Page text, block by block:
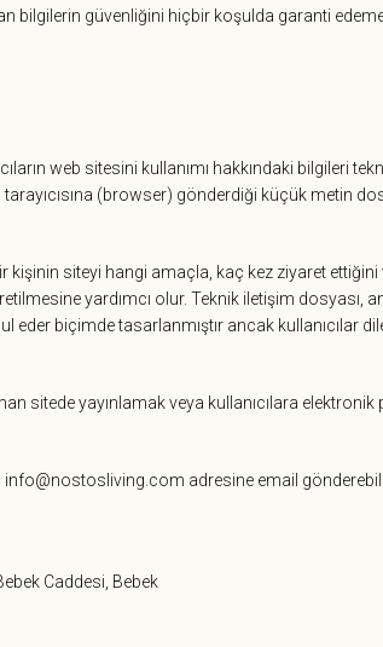
bilgilerin güvenliğini hiçbir koşulda garanti
web sitesini kullanımı hakkındaki
(browser) gönderdiği küçük metin
siteyi hangi amaçla, kaç kez ziyaret
yardımcı olur. Teknik iletişim
eder biçimde tasarlanmıştır ancak
sitede yayınlamak veya kullanıcılara
info@nostosliving.com adresine email
Caddesi, Bebek